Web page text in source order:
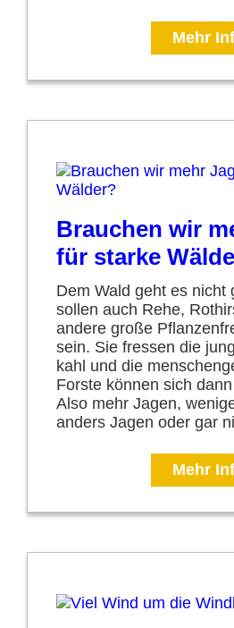
Mehr
Brauchen wir
für starke
Dem Wald geht es nicht
sollen auch Rehe,
andere große
sein. Sie fressen die
kahl und die
Forste können sich
Also mehr Jagen,
anders Jagen oder gar
Mehr